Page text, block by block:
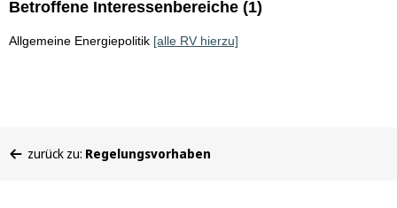
Betroffene Interessenbereiche (1)
Allgemeine Energiepolitik [alle RV hierzu]
befinden
zurück zu: Regelungsvorhaben